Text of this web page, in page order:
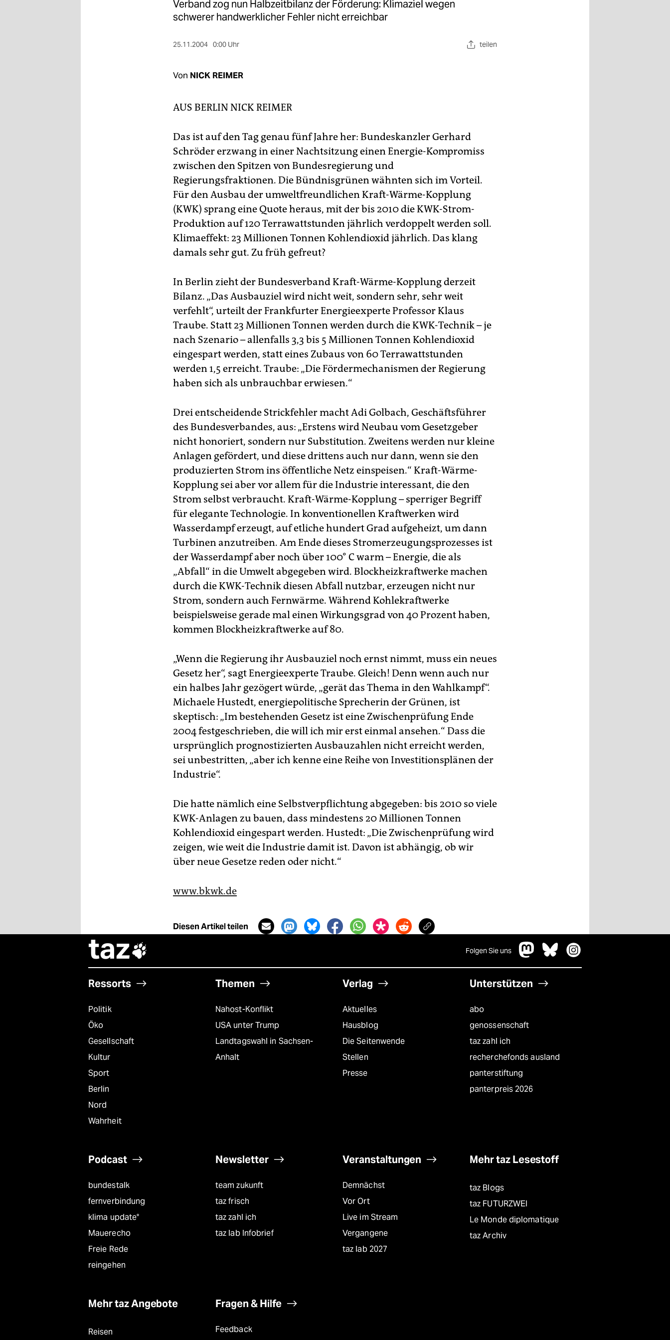
Verband zog nun Halbzeitbilanz der Förderung: Klimaziel wegen
schwerer handwerklicher Fehler nicht erreichbar
25.11.2004 0:00 Uhr teilen
Von NICK REIMER
AUS BERLIN NICK REIMER
Das ist auf den Tag genau fünf Jahre her: Bundeskanzler Gerhard
Schröder erzwang in einer Nachtsitzung einen Energie-Kompromiss
zwischen den Spitzen von Bundesregierung und
Regierungsfraktionen. Die Bündnisgrünen wähnten sich im Vorteil.
Für den Ausbau der umweltfreundlichen Kraft-Wärme-Kopplung
(KWK) sprang eine Quote heraus, mit der bis 2010 die KWK-Strom-
Produktion auf 120 Terrawattstunden jährlich verdoppelt werden soll.
Klimaeffekt: 23 Millionen Tonnen Kohlendioxid jährlich. Das klang
damals sehr gut. Zu früh gefreut?
In Berlin zieht der Bundesverband Kraft-Wärme-Kopplung derzeit
Bilanz. „Das Ausbauziel wird nicht weit, sondern sehr, sehr weit
verfehlt“, urteilt der Frankfurter Energieexperte Professor Klaus
Traube. Statt 23 Millionen Tonnen werden durch die KWK-Technik – je
nach Szenario – allenfalls 3,3 bis 5 Millionen Tonnen Kohlendioxid
eingespart werden, statt eines Zubaus von 60 Terrawattstunden
werden 1,5 erreicht. Traube: „Die Fördermechanismen der Regierung
haben sich als unbrauchbar erwiesen.“
Drei entscheidende Strickfehler macht Adi Golbach, Geschäftsführer
des Bundesverbandes, aus: „Erstens wird Neubau vom Gesetzgeber
nicht honoriert, sondern nur Substitution. Zweitens werden nur kleine
Anlagen gefördert, und diese drittens auch nur dann, wenn sie den
produzierten Strom ins öffentliche Netz einspeisen.“ Kraft-Wärme-
Kopplung sei aber vor allem für die Industrie interessant, die den
Strom selbst verbraucht. Kraft-Wärme-Kopplung – sperriger Begriff
für elegante Technologie. In konventionellen Kraftwerken wird
Wasserdampf erzeugt, auf etliche hundert Grad aufgeheizt, um dann
Turbinen anzutreiben. Am Ende dieses Stromerzeugungsprozesses ist
der Wasserdampf aber noch über 100° C warm – Energie, die als
„Abfall“ in die Umwelt abgegeben wird. Blockheizkraftwerke machen
durch die KWK-Technik diesen Abfall nutzbar, erzeugen nicht nur
Strom, sondern auch Fernwärme. Während Kohlekraftwerke
beispielsweise gerade mal einen Wirkungsgrad von 40 Prozent haben,
kommen Blockheizkraftwerke auf 80.
„Wenn die Regierung ihr Ausbauziel noch ernst nimmt, muss ein neues
Gesetz her“, sagt Energieexperte Traube. Gleich! Denn wenn auch nur
ein halbes Jahr gezögert würde, „gerät das Thema in den Wahlkampf“.
Michaele Hustedt, energiepolitische Sprecherin der Grünen, ist
skeptisch: „Im bestehenden Gesetz ist eine Zwischenprüfung Ende
2004 festgeschrieben, die will ich mir erst einmal ansehen.“ Dass die
ursprünglich prognostizierten Ausbauzahlen nicht erreicht werden,
sei unbestritten, „aber ich kenne eine Reihe von Investitionsplänen der
Industrie“.
Die hatte nämlich eine Selbstverpflichtung abgegeben: bis 2010 so viele
KWK-Anlagen zu bauen, dass mindestens 20 Millionen Tonnen
Kohlendioxid eingespart werden. Hustedt: „Die Zwischenprüfung wird
zeigen, wie weit die Industrie damit ist. Davon ist abhängig, ob wir
über neue Gesetze reden oder nicht.“
www.bkwk.de
Diesen Artikel teilen
taz Folgen Sie uns
Ressorts
Politik
Öko
Gesellschaft
Kultur
Sport
Berlin
Nord
Wahrheit
Themen
Nahost-Konflikt
USA unter Trump
Landtagswahl in Sachsen-
Anhalt
Verlag
Aktuelles
Hausblog
Die Seitenwende
Stellen
Presse
Unterstützen
abo
genossenschaft
taz zahl ich
recherchefonds ausland
panterstiftung
panterpreis 2026
Podcast
bundestalk
fernverbindung
klima update°
Mauerecho
Freie Rede
reingehen
Newsletter
team zukunft
taz frisch
taz zahl ich
taz lab Infobrief
Veranstaltungen
Demnächst
Vor Ort
Live im Stream
Vergangene
taz lab 2027
Mehr taz Lesestoff
taz Blogs
taz FUTURZWEI
Le Monde diplomatique
taz Archiv
Mehr taz Angebote
Reisen
Fragen & Hilfe
Feedback